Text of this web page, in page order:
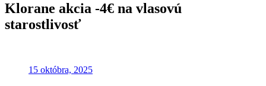
Klorane akcia -4€ na vlasovú
starostlivosť
15 októbra, 2025